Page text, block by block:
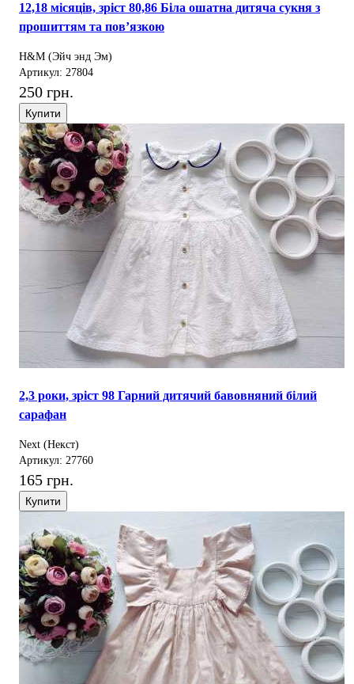
12,18 місяців, зріст 80,86 Біла ошатна дитяча сукня з
прошиттям та пов’язкою
H&M (Эйч энд Эм)
Артикул: 27804
250 грн.
Купити
2,3 роки, зріст 98 Гарний дитячий бавовняний білий
сарафан
Next (Некст)
Артикул: 27760
165 грн.
Купити